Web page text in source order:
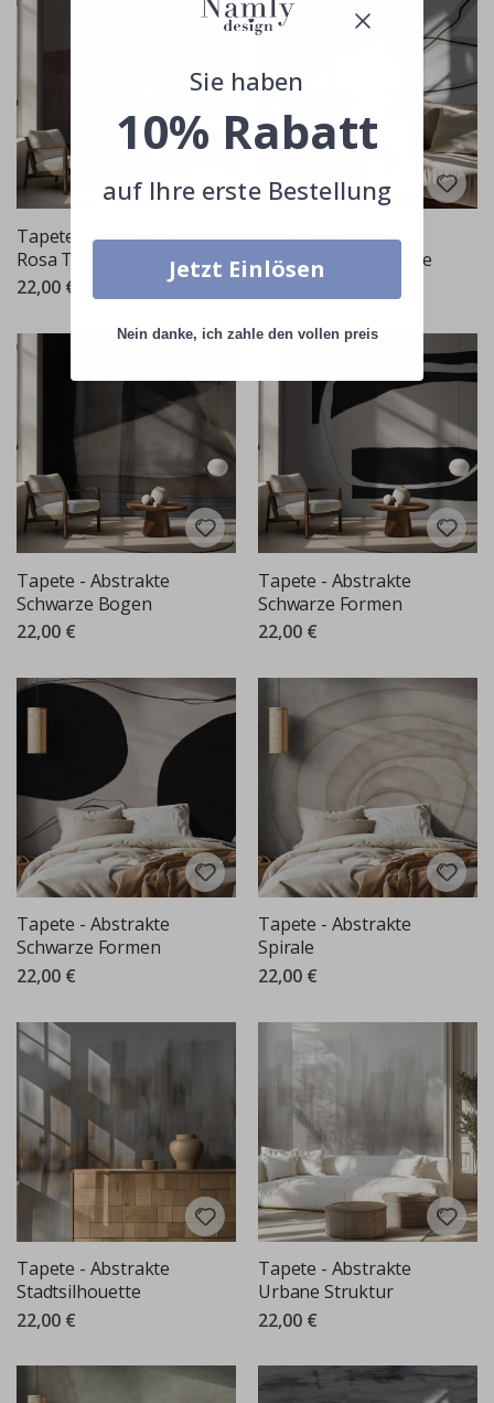
Tapete - Abstrakte
Rosa Textur
22,00 €
Tapete - Abstrakte
Schwarz-Weiß-Blume
Tapete - Abstrakte
Schwarze Bogen
22,00 €
Tapete - Abstrakte
Schwarze Formen
22,00 €
Tapete - Abstrakte
Schwarze Formen
22,00 €
Tapete - Abstrakte
Spirale
22,00 €
Tapete - Abstrakte
Stadtsilhouette
22,00 €
Tapete - Abstrakte
Urbane Struktur
22,00 €
Sie haben
10% Rabatt
auf Ihre erste Bestellung
Jetzt Einlösen
Nein danke, ich zahle den vollen preis